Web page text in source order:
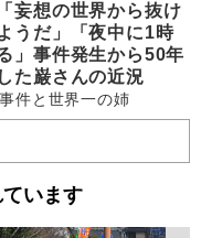
妄想の世界から抜け
うだ」「夜中に1時
」事件発生から50年
た巌さんの近況
件と世界一の姉
います